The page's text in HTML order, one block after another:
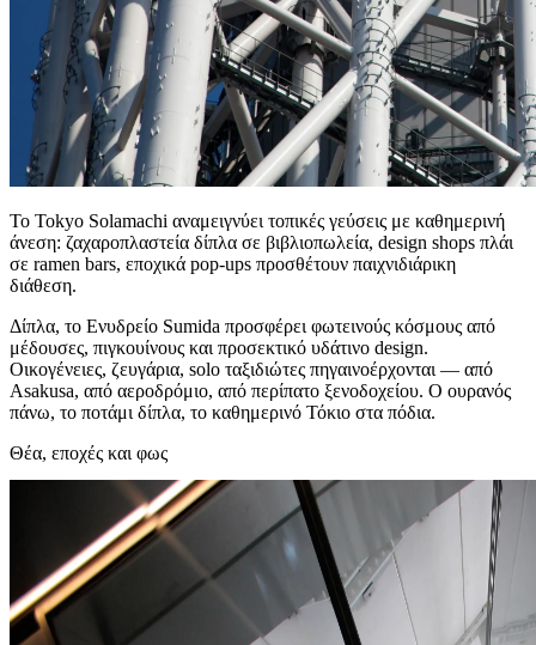
Το Tokyo Solamachi αναμειγνύει τοπικές γεύσεις με καθημερινή
άνεση: ζαχαροπλαστεία δίπλα σε βιβλιοπωλεία, design shops πλάι
σε ramen bars, εποχικά pop‑ups προσθέτουν παιχνιδιάρικη
διάθεση.
Δίπλα, το Ενυδρείο Sumida προσφέρει φωτεινούς κόσμους από
μέδουσες, πιγκουίνους και προσεκτικό υδάτινο design.
Οικογένειες, ζευγάρια, solo ταξιδιώτες πηγαινοέρχονται — από
Asakusa, από αεροδρόμιο, από περίπατο ξενοδοχείου. Ο ουρανός
πάνω, το ποτάμι δίπλα, το καθημερινό Τόκιο στα πόδια.
Θέα, εποχές και φως